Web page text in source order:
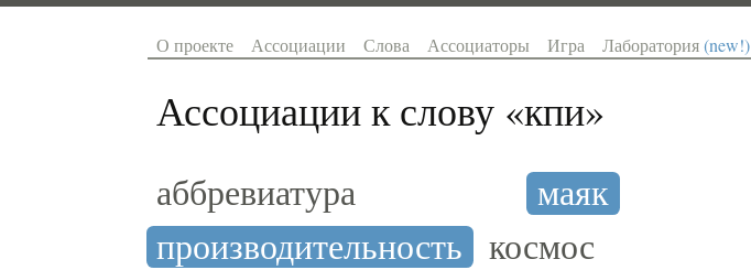
О проекте Ассоциации Слова Ассоциаторы Игра Лаборатория(new!)
Ассоциации к слову «кпи»
аббревиатура маяк
производительность космос